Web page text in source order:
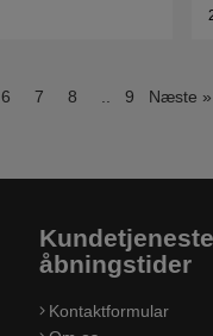
6 7 8 .. 9 Næste »
åbningstider
Kontaktformular